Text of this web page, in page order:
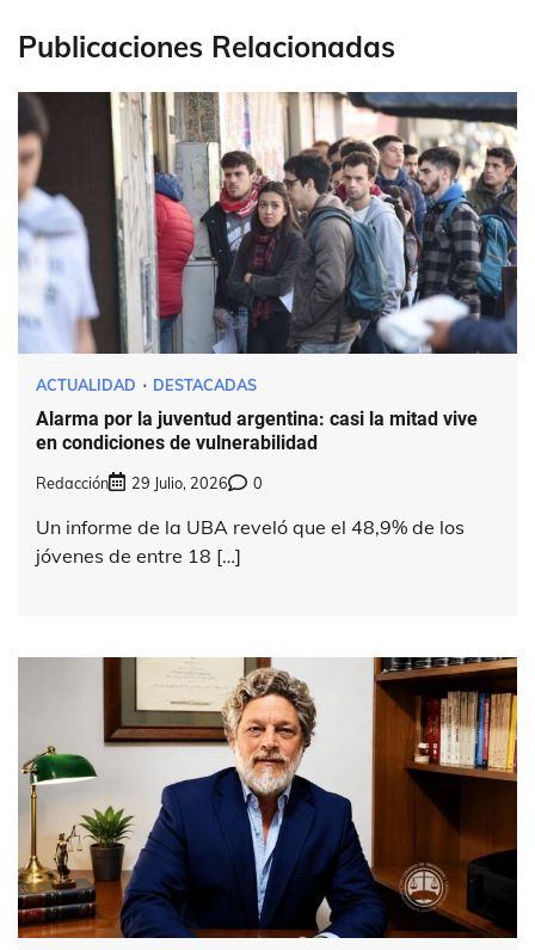
Publicaciones Relacionadas
ACTUALIDAD DESTACADAS
Alarma por la juventud argentina: casi la mitad vive
en condiciones de vulnerabilidad
Redacción 29 Julio, 2026 0
Un informe de la UBA reveló que el 48,9% de los
jóvenes de entre 18 […]